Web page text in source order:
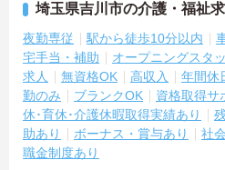
埼玉県吉川市の介護・福祉
夜勤専従 駅から徒歩10分以内
宅手当・補助
オープニングスタ
求人
無資格OK 高収入 年間休
勤のみ
ブランクOK 資格取得サ
休･育休･介護休暇取得実績あり
助あり
ボーナス・賞与あり 社
職金制度あり